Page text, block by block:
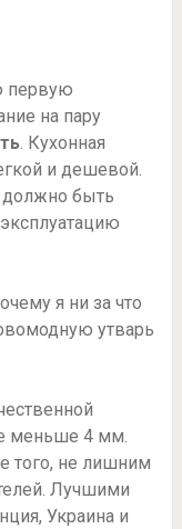
первую
на пару
. Кухонная
и дешевой.
должно быть
меньше 4 мм.
того, не лишним
Лучшими
Украина и